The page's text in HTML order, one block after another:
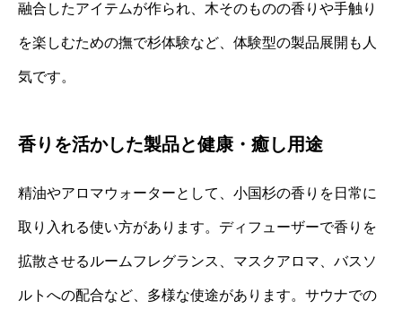
融合したアイテムが作られ、木そのものの香りや手触り
を楽しむための撫で杉体験など、体験型の製品展開も人
気です。
香りを活かした製品と健康・癒し用途
精油やアロマウォーターとして、小国杉の香りを日常に
取り入れる使い方があります。ディフューザーで香りを
拡散させるルームフレグランス、マスクアロマ、バスソ
ルトへの配合など、多様な使途があります。サウナでの